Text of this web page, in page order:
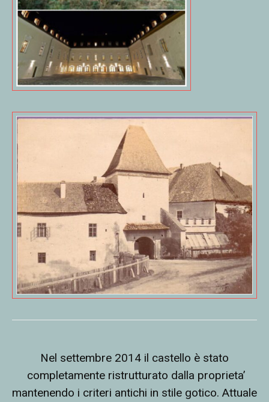
Nel settembre 2014 il castello è stato
completamente ristrutturato dalla proprieta’
mantenendo i criteri antichi in stile gotico. Attuale